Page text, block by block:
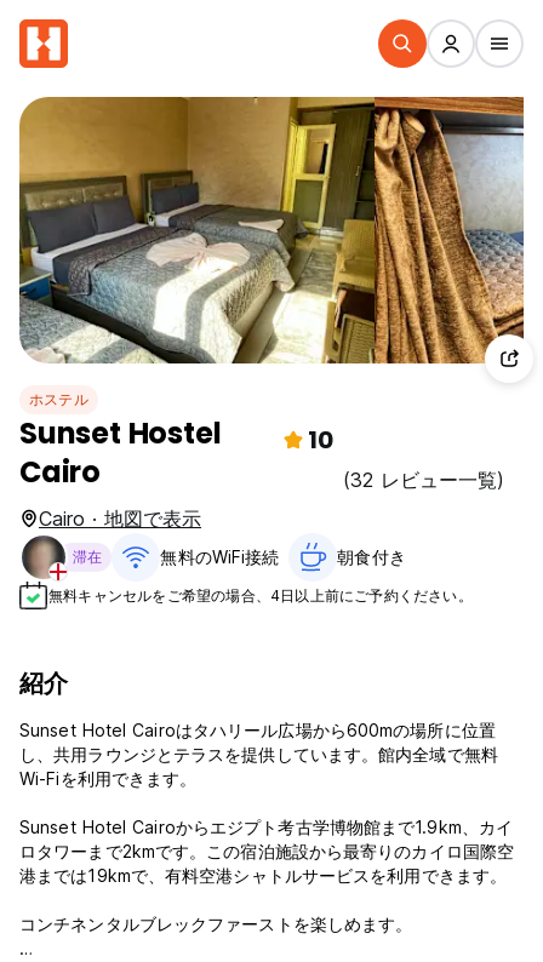
ホステル
Sunset Hostel
Cairo
10
(32 レビュー一覧)
Cairo · 地図で表示
滞在 無料のWiFi接続 朝食付き‎
無料キャンセルをご希望の場合、4日以上前にご予約ください。
紹介
Sunset Hotel Cairoはタハリール広場から600mの場所に位置
し、共用ラウンジとテラスを提供しています。館内全域で無料
Wi-Fiを利用できます。
Sunset Hotel Cairoからエジプト考古学博物館まで1.9km、カイ
ロタワーまで2kmです。この宿泊施設から最寄りのカイロ国際空
港までは19kmで、有料空港シャトルサービスを利用できます。
コンチネンタルブレックファーストを楽しめます。